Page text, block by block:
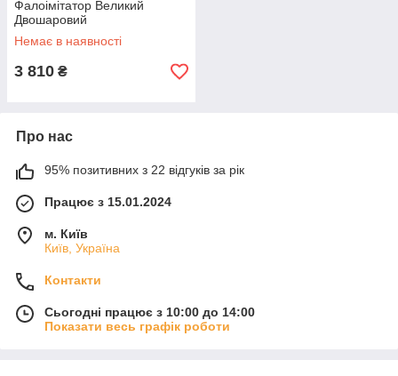
Фалоімітатор Великий
Двошаровий
Немає в наявності
3 810 ₴
Про нас
95% позитивних з 22 відгуків за рік
Працює з 15.01.2024
м. Київ
Київ, Україна
Контакти
Сьогодні працює з 10:00 до 14:00
Показати весь графік роботи